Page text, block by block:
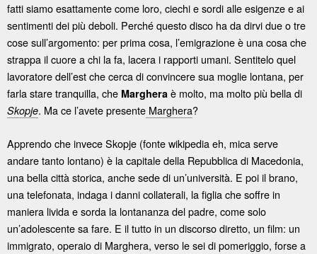
fatti siamo esattamente come loro, ciechi e sordi alle esigenze e ai
sentimenti dei più deboli. Perché questo disco ha da dirvi due o tre
cose sull’argomento: per prima cosa, l’emigrazione è una cosa che
strappa il cuore a chi la fa, lacera i rapporti umani. Sentitelo quel
lavoratore dell’est che cerca di convincere sua moglie lontana, per
farla stare tranquilla, che Marghera è molto, ma molto più bella di
Skopje. Ma ce l’avete presente Marghera?
Apprendo che invece Skopje (fonte wikipedia eh, mica serve
andare tanto lontano) è la capitale della Repubblica di Macedonia,
una bella città storica, anche sede di un’università. E poi il brano,
una telefonata, indaga i danni collaterali, la figlia che soffre in
maniera livida e sorda la lontananza del padre, come solo
un’adolescente sa fare. E il tutto in un discorso diretto, un film: un
immigrato, operaio di Marghera, verso le sei di pomeriggio, forse a